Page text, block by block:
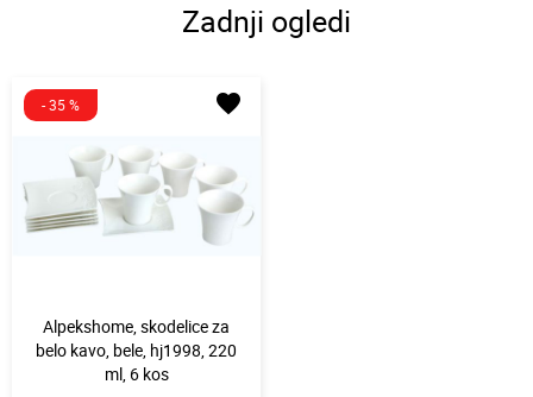
Zadnji ogledi
- 35 % favorite
Alpekshome, skodelice za
belo kavo, bele, hj1998, 220
ml, 6 kos